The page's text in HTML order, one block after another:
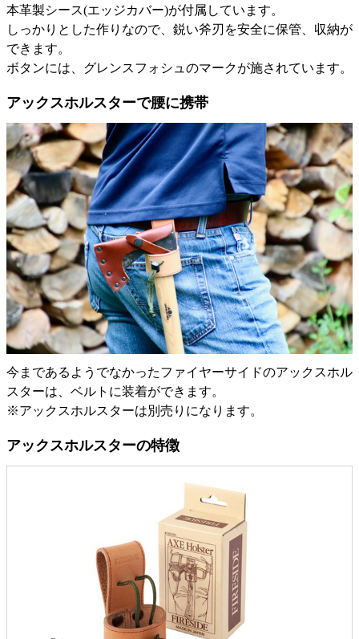
本革製シース(エッジカバー)が付属しています。
しっかりとした作りなので、鋭い斧刃を安全に保管、収納が
できます。
ボタンには、グレンスフォシュのマークが施されています。
アックスホルスターで腰に携帯
今まであるようでなかったファイヤーサイドのアックスホル
スターは、ベルトに装着ができます。
※アックスホルスターは別売りになります。
アックスホルスターの特徴